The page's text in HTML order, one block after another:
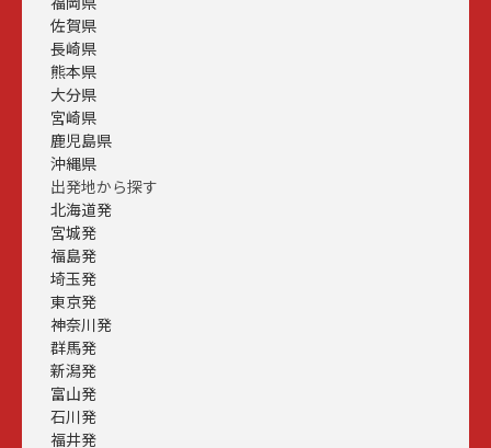
佐賀県
長崎県
熊本県
大分県
宮崎県
鹿児島県
沖縄県
出発地から探す
北海道発
宮城発
福島発
埼玉発
東京発
神奈川発
群馬発
新潟発
富山発
石川発
福井発